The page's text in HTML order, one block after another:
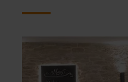
mehr
Restaurant